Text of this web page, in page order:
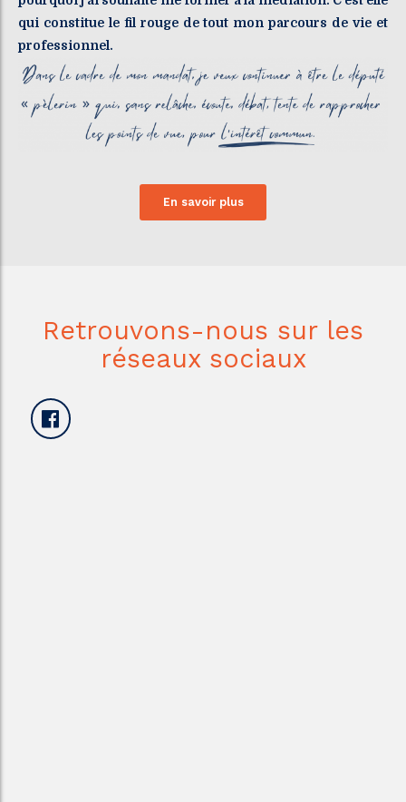
qui constitue le fil rouge de tout mon parcours de vie et
professionnel.
En savoir plus
Retrouvons-nous sur les
réseaux sociaux